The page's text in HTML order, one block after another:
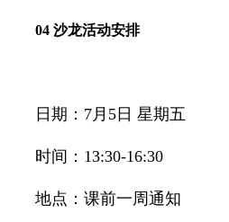
04 沙龙活动安排
日期：7月5日 星期五
时间：13:30-16:30
地点：课前一周通知